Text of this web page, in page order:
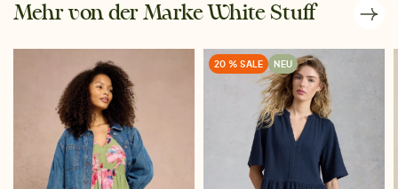
Mehr von der Marke White Stuff
20 % SALE NEU